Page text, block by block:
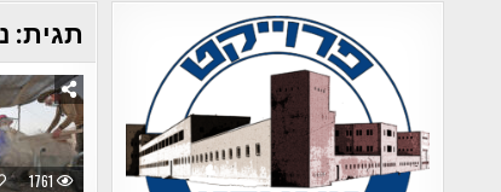
תגית:
1761